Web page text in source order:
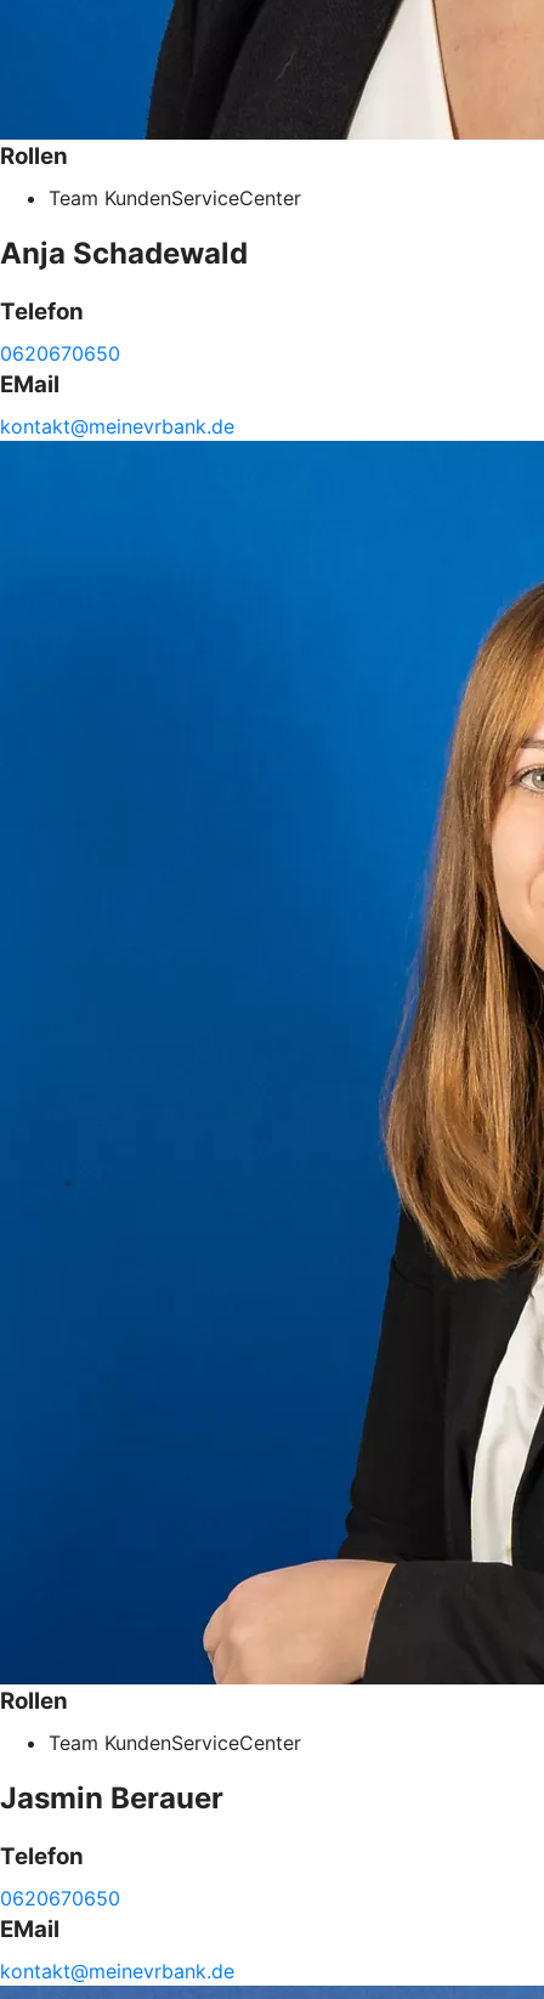
Rollen
Team KundenServiceCenter
Anja Schadewald
Telefon
0620670650
EMail
kontakt@meinevrbank.de
Rollen
Team KundenServiceCenter
Jasmin Berauer
Telefon
0620670650
EMail
kontakt@meinevrbank.de